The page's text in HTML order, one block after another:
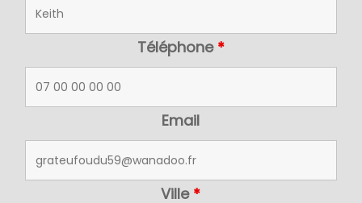
Téléphone *
Email
Ville *